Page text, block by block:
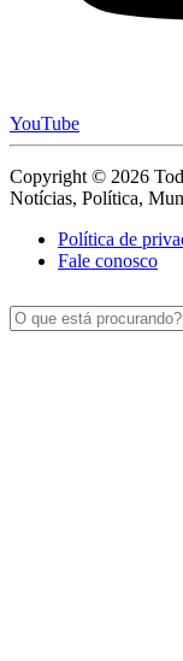
YouTube
Copyright © 2026
Notícias, Política,
Política de
Fale conosco